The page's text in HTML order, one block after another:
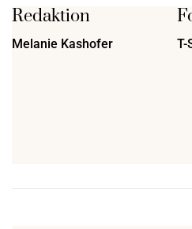
Redaktion
Melanie Kashofer T-